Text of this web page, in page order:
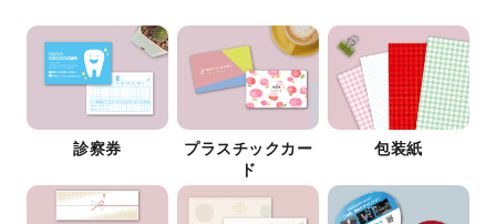
診察券
プラスチックカー
ド
包装紙